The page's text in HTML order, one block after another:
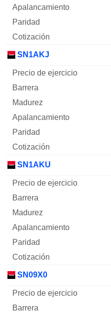
SN1AKJ
SN1AKU
SN09X0